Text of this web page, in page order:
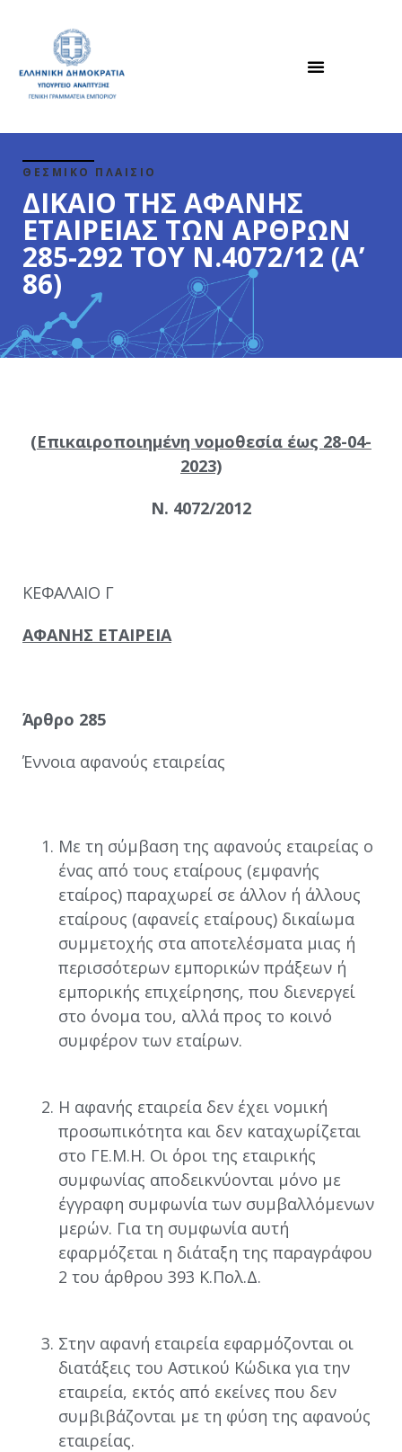
ΘΕΣΜΙΚΟ ΠΛΑΙΣΙΟ
ΔΙΚΑΙΟ ΤΗΣ ΑΦΑΝΗΣ
ΕΤΑΙΡΕΙΑΣ ΤΩΝ ΑΡΘΡΩΝ
285-292 ΤΟΥ Ν.4072/12 (Α’
86)
(Επικαιροποιημένη νομοθεσία έως 28-04-
2023)
Ν. 4072/2012
ΚΕΦΑΛΑΙΟ Γ
ΑΦΑΝΗΣ ΕΤΑΙΡΕΙΑ
Άρθρο 285
Έννοια αφανούς εταιρείας
Με τη σύμβαση της αφανούς εταιρείας ο
ένας από τους εταίρους (εμφανής
εταίρος) παραχωρεί σε άλλον ή άλλους
εταίρους (αφανείς εταίρους) δικαίωμα
συμμετοχής στα αποτελέσματα μιας ή
περισσότερων εμπορικών πράξεων ή
εμπορικής επιχείρησης, που διενεργεί
στο όνομα του, αλλά προς το κοινό
συμφέρον των εταίρων.
Η αφανής εταιρεία δεν έχει νομική
προσωπικότητα και δεν καταχωρίζεται
στο ΓΕ.Μ.Η. Οι όροι της εταιρικής
συμφωνίας αποδεικνύονται μόνο με
έγγραφη συμφωνία των συμβαλλόμενων
μερών. Για τη συμφωνία αυτή
εφαρμόζεται η διάταξη της παραγράφου
2 του άρθρου 393 Κ.Πολ.Δ.
Στην αφανή εταιρεία εφαρμόζονται οι
διατάξεις του Αστικού Κώδικα για την
εταιρεία, εκτός από εκείνες που δεν
συμβιβάζονται με τη φύση της αφανούς
εταιρείας.